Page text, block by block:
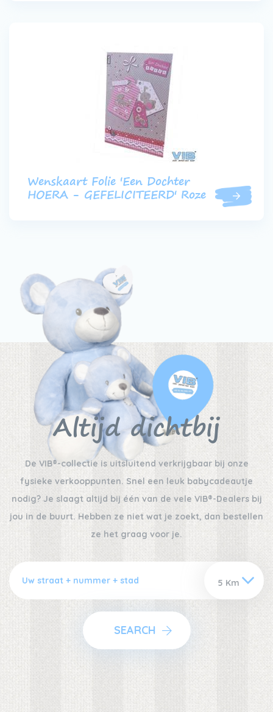
Wenskaart Folie 'Een Dochter
HOERA - GEFELICITEERD' Roze
Altijd dichtbij
De VIB®-collectie is uitsluitend verkrijgbaar bij onze
fysieke verkooppunten. Snel een leuk babycadeautje
nodig? Je slaagt altijd bij één van de vele VIB®-Dealers bij
jou in de buurt. Hebben ze niet wat je zoekt, dan bestellen
ze het graag voor je.
SEARCH